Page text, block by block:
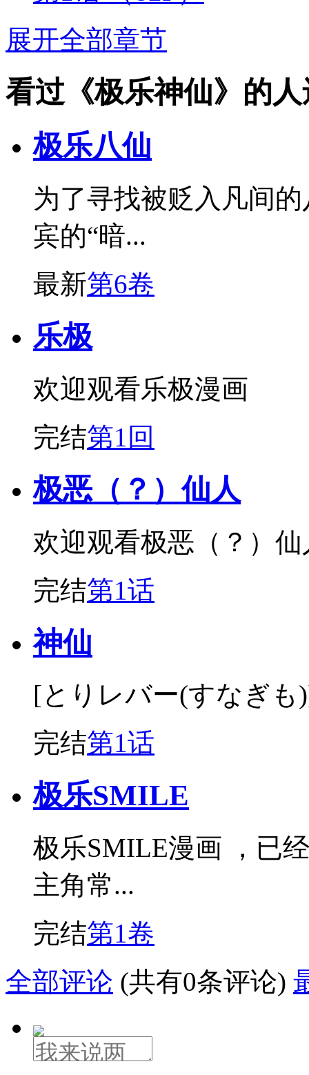
展开全部章节
看过《极乐神仙》的
极乐八仙
为了寻找被贬入凡间
宾的“暗...
最新第6卷
乐极
欢迎观看乐极漫画
完结第1回
极恶（？）仙人
欢迎观看极恶（？）仙
完结第1话
神仙
[とりレバー(すなぎも
完结第1话
极乐SMILE
极乐SMILE漫画 ，已
主角常...
完结第1卷
全部评论 (共有0条评论)